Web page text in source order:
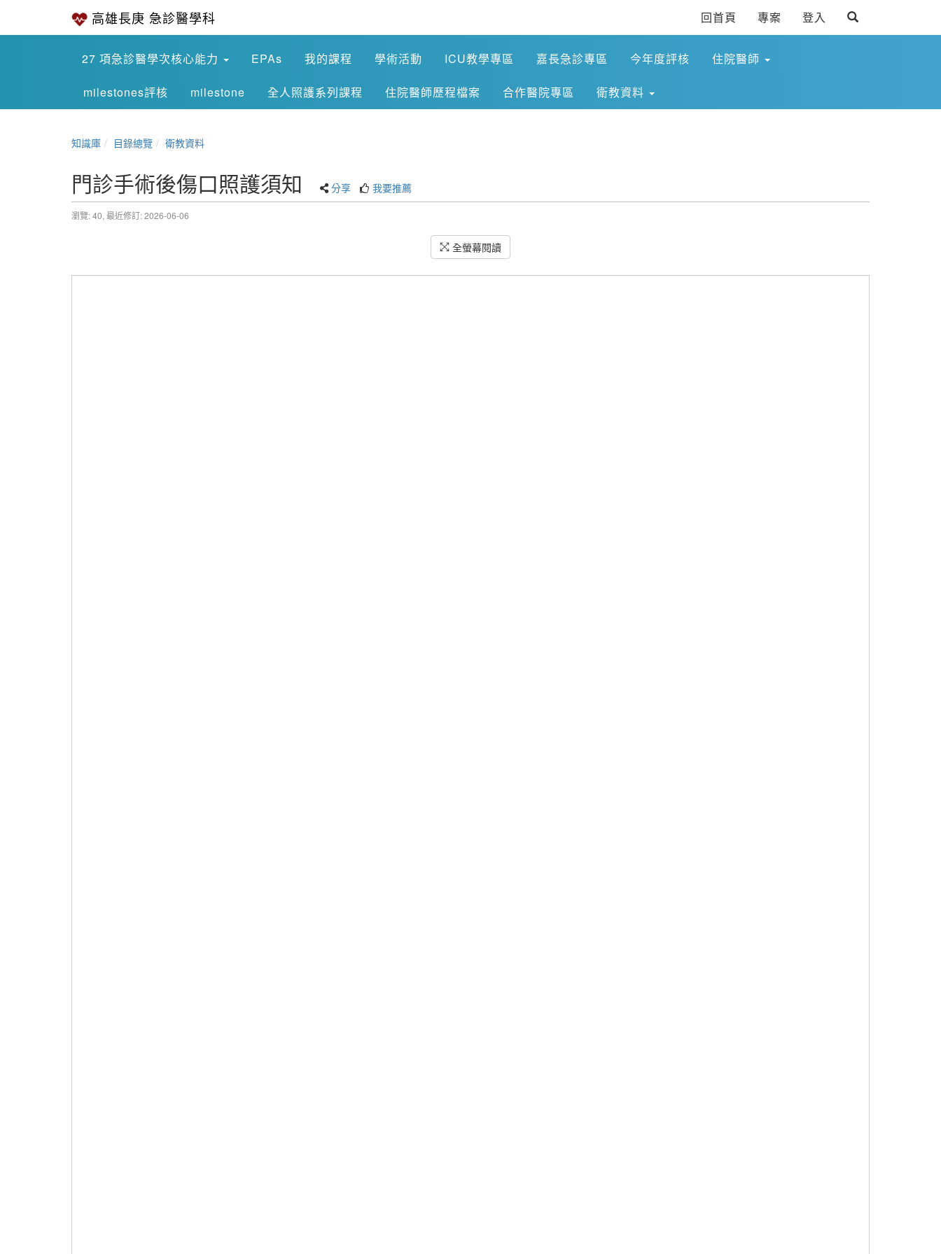
高雄長庚 急診醫學科 回首頁 專案 登入
27 項急診醫學次核心能力 EPAs 我的課程 學術活動 ICU教學專區 嘉長急診專區 今年度評核 住院醫師
milestones評核 milestone 全人照護系列課程 住院醫師歷程檔案 合作醫院專區 衛教資料
知識庫 目錄總覽 衛教資料
門診手術後傷口照護須知 分享 我要推薦
瀏覽: 40, 最近修訂: 2026-06-06
全螢幕閱讀